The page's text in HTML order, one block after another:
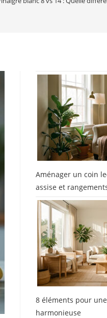
Aménager un coin
assise et
8 éléments pour
harmonieuse